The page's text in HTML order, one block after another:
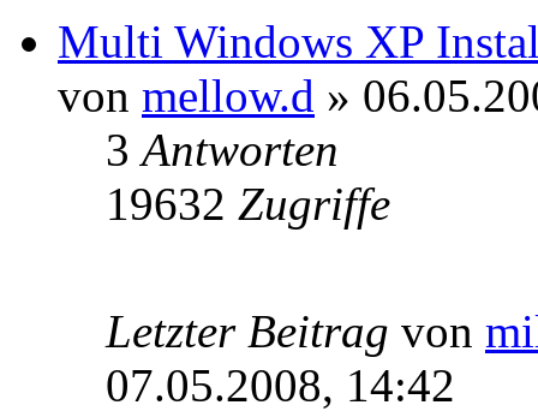
Multi Windows XP
von mellow.d »
3Antworten
19632 Zugriffe
Letzter Beitrag von
07.05.2008, 14:42